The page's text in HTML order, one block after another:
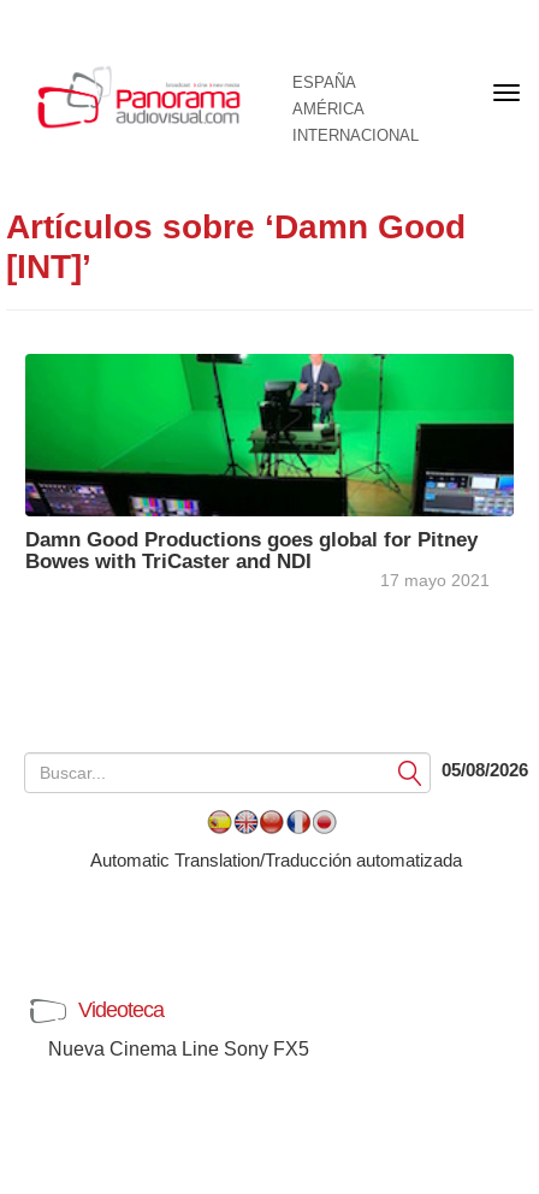
ESPAÑA
AMÉRICA
INTERNACIONAL
Artículos sobre ‘Damn Good
[INT]’
Damn Good Productions goes global for Pitney
Bowes with TriCaster and NDI
17 mayo 2021
Submit05/08/2026
Automatic Translation/Traducción automatizada
Videoteca
Nueva Cinema Line Sony FX5